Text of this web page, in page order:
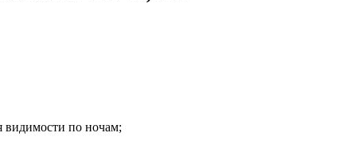
видимости по ночам;